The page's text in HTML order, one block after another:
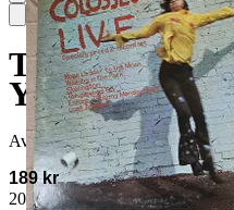
The Rolling
You - 1981
Avslutad 30 jun 14:12
189 kr
200 kr med köparskydd. Läs mer